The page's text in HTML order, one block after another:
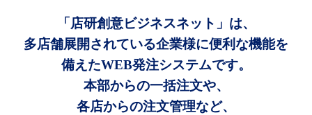
「店研創意ビジネスネット」は、
多店舗展開されている企業様に便利な機能を
備えたWEB発注システムです。
本部からの一括注文や、
各店からの注文管理など、